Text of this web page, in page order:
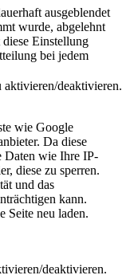
ausgeblendet
wurde, abgelehnt
Einstellung
bei jedem
deaktivieren.
wie Google
Da diese
Daten wie Ihre IP-
diese zu sperren.
und das
kann.
Seite neu laden.
deaktivieren.